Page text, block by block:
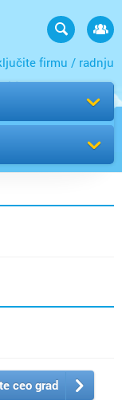
firmu / radnju
ceo grad